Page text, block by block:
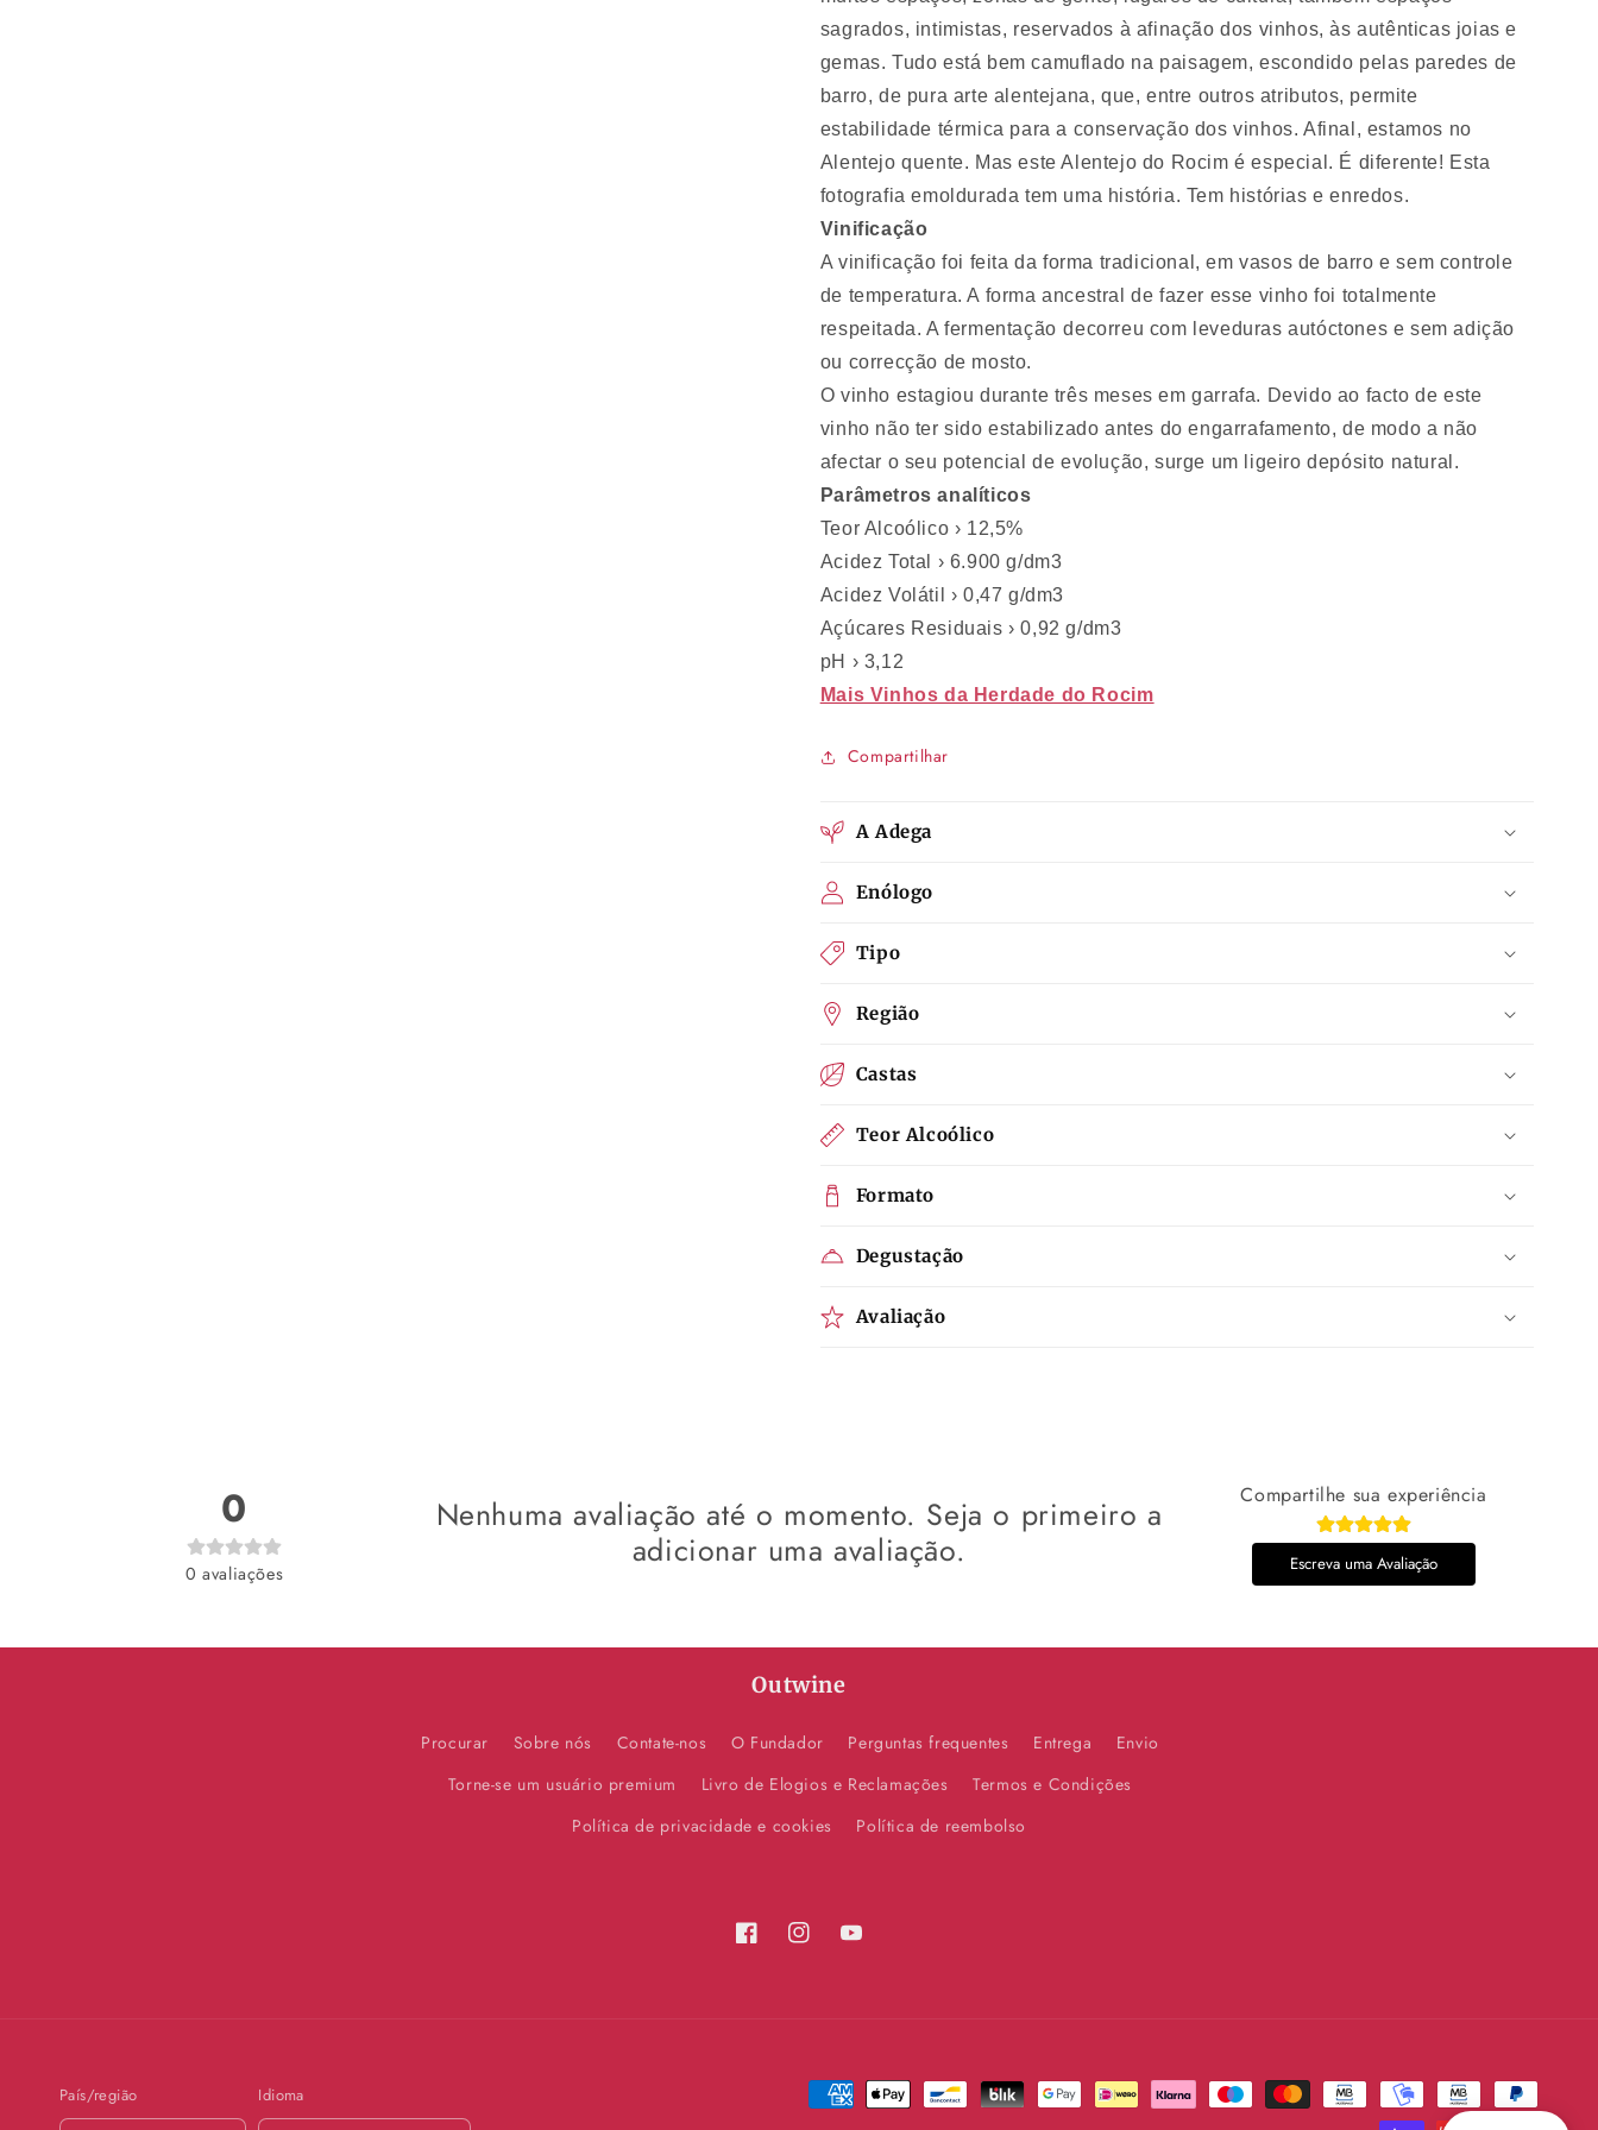
sagrados, intimistas, reservados à afinação dos vinhos, às autênticas joias e
gemas. Tudo está bem camuflado na paisagem, escondido pelas paredes de
barro, de pura arte alentejana, que, entre outros atributos, permite
estabilidade térmica para a conservação dos vinhos. Afinal, estamos no
Alentejo quente. Mas este Alentejo do Rocim é especial. É diferente! Esta
fotografia emoldurada tem uma história. Tem histórias e enredos.
Vinificação
A vinificação foi feita da forma tradicional, em vasos de barro e sem controle
de temperatura. A forma ancestral de fazer esse vinho foi totalmente
respeitada. A fermentação decorreu com leveduras autóctones e sem adição
ou correcção de mosto.
O vinho estagiou durante três meses em garrafa. Devido ao facto de este
vinho não ter sido estabilizado antes do engarrafamento, de modo a não
afectar o seu potencial de evolução, surge um ligeiro depósito natural.
Parâmetros analíticos
Teor Alcoólico › 12,5%
Acidez Total › 6.900 g/dm3
Acidez Volátil › 0,47 g/dm3
Açúcares Residuais › 0,92 g/dm3
pH › 3,12
Mais Vinhos da Herdade do Rocim
Compartilhar
A Adega
Enólogo
Tipo
Região
Castas
Teor Alcoólico
Formato
Degustação
Avaliação
0
0 avaliações
Nenhuma avaliação até o momento. Seja o primeiro a
adicionar uma avaliação.
Compartilhe sua experiência
Escreva uma Avaliação
Outwine
Procurar Sobre nós Contate-nos O Fundador Perguntas frequentes Entrega
Envio
Torne-se um usuário premium
Livro de Elogios e Reclamações
Termos e Condições
Política de privacidade e cookies
Política de reembolso
FacebookInstagramYouTube
País/região Idioma
Métodos